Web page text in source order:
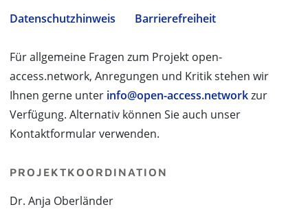
Datenschutzhinweis
Barrierefreiheit
Für allgemeine Fragen zum Projekt open-
access.network, Anregungen und Kritik stehen wir
Ihnen gerne unter info@open-access.networkzur
Verfügung. Alternativ können Sie auch unser
Kontaktformular verwenden.
PROJEKTKOORDINATION
Dr. Anja Oberländer